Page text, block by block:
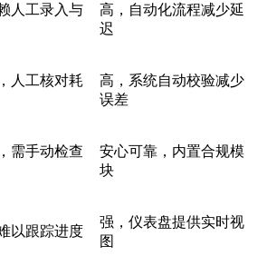
人工录入与
高，自动化流程减少延
迟
人工核对耗
高，系统自动校验减少
误差
需手动检查
安心可靠，内置合规模
块
以跟踪进度
强，仪表盘提供实时视
图